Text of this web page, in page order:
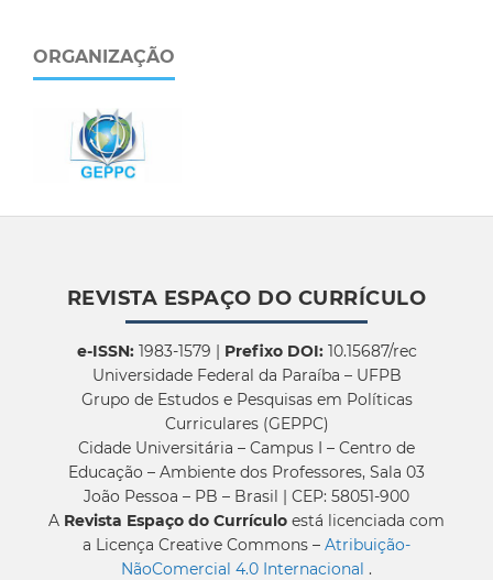
ORGANIZAÇÃO
REVISTA ESPAÇO DO CURRÍCULO
e-ISSN:1983-1579 | Prefixo DOI:10.15687/rec
Universidade Federal da Paraíba – UFPB
Grupo de Estudos e Pesquisas em Políticas
Curriculares (GEPPC)
Cidade Universitária – Campus I – Centro de
Educação – Ambiente dos Professores, Sala 03
João Pessoa – PB – Brasil | CEP: 58051-900
A Revista Espaço do Currículo está licenciada com
a Licença Creative Commons – Atribuição-
NãoComercial 4.0 Internacional .